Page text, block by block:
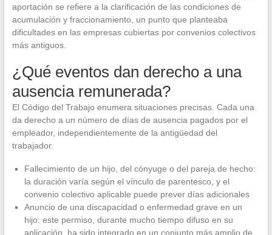
aportación se refiere a la clarificación de las condiciones de
acumulación y fraccionamiento, un punto que planteaba
dificultades en las empresas cubiertas por convenios colectivos
más antiguos.
¿Qué eventos dan derecho a una
ausencia remunerada?
El Código del Trabajo enumera situaciones precisas. Cada una
da derecho a un número de días de ausencia pagados por el
empleador, independientemente de la antigüedad del
trabajador.
Fallecimiento de un hijo, del cónyuge o del pareja de hecho:
la duración varía según el vínculo de parentesco, y el
convenio colectivo aplicable puede prever días adicionales
Anuncio de una discapacidad o enfermedad grave en un
hijo: este permiso, durante mucho tiempo difuso en su
aplicación, ha sido integrado en un conjunto más amplio de